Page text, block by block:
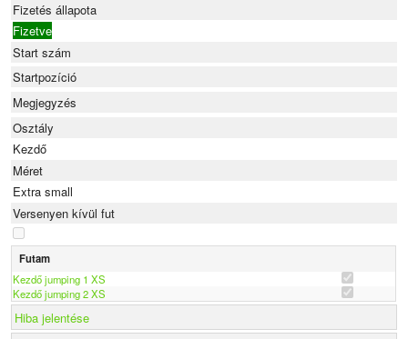
Fizetés állapota
Fizetve
Start szám
Startpozíció
Megjegyzés
Osztály
Kezdő
Méret
Extra small
Versenyen kívül fut
Futam
Kezdő jumping 1 XS
Kezdő jumping 2 XS
Hiba jelentése